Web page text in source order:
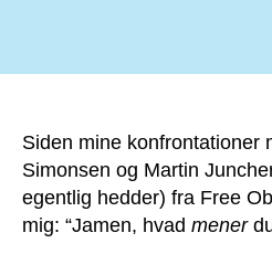
Siden mine konfrontationer
Simonsen og Martin
egentlig hedder) fra Free
mig: “Jamen, hvad mener